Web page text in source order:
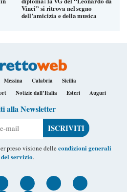
Vinci” si ritrova nel segno
dell’amicizia e della musica
Messina Calabria
Sicilia
Notizie dall’Italia Esteri Auguri
alla Newsletter
preso visione dellecondizioni generali
del servizio.